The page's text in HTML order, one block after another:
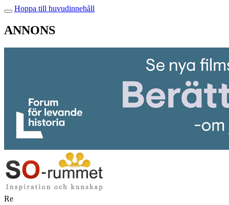
Hoppa till huvudinnehåll
ANNONS
Re